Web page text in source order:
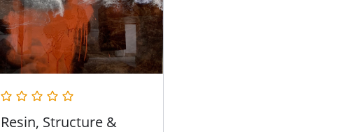
Resin, Structure &